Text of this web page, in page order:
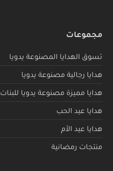
مجموعات
تسوق الهدايا المصنوعة يدويا
هدايا رجالية مصنوعة يدويا
هدايا مميزة مصنوعة يدويا للبنات
هدايا عيد الحب
هدايا عيد الأم
منتجات رمضانية